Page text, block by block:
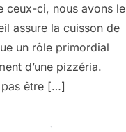
ceux-ci, nous avons le
assure la cuisson de
un rôle primordial
d’une pizzéria.
être […]